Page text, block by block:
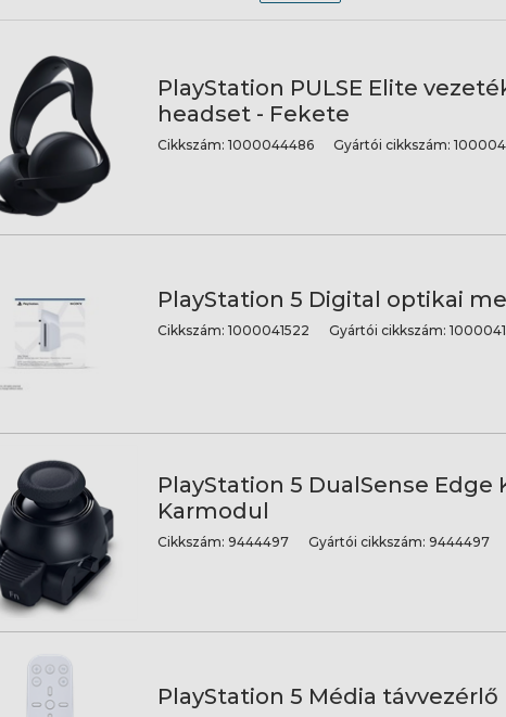
PlayStation PULSE Elite
headset - Fekete
Cikkszám: 1000044486 Gyártói cikkszám:
PlayStation 5 Digital optikai
Cikkszám: 1000041522 Gyártói cikkszám:
PlayStation 5 DualSense Edge
Karmodul
Cikkszám: 9444497 Gyártói cikkszám: 9444497
PlayStation 5 Média távvezérlő